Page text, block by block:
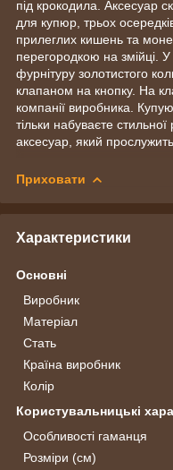
під крокодила. Аксесуар
для купюр, трьох
прилеглих кишень та
перегородкою на змійці. У
фурнітуру золотистого
клапаном на кнопку. На
компанії виробника.
тільки набуваєте
аксесуар, який
Приховати
Характеристики
Основні
Виробник
Матеріал
Стать
Країна виробник
Колір
Користувальницькі
Особливості гаманця
Розміри (см)